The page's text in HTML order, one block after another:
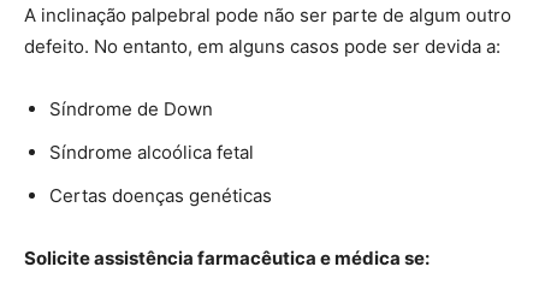
A inclinação palpebral pode não ser parte de algum outro
defeito. No entanto, em alguns casos pode ser devida a:
Síndrome de Down
Síndrome alcoólica fetal
Certas doenças genéticas
Solicite assistência farmacêutica e médica se: